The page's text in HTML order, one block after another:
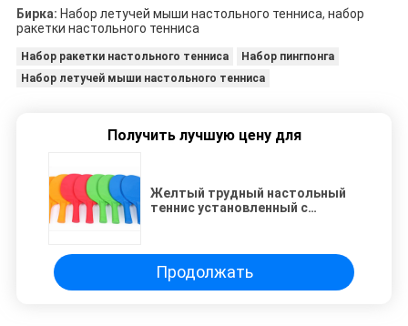
Бирка: Набор летучей мыши настольного тенниса, набор
ракетки настольного тенниса
Набор ракетки настольного тенниса
Набор пингпонга
Набор летучей мыши настольного тенниса
Получить лучшую цену для
Желтый трудный настольный
теннис установленный с
Продолжать